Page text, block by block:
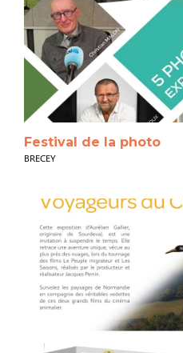
Festival de la photo
BRECEY